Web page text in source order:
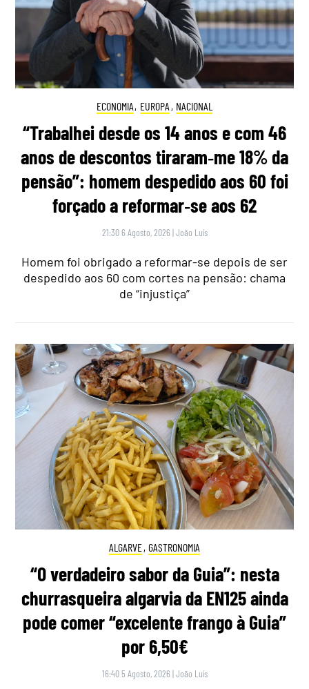
ECONOMIA, EUROPA , NACIONAL
“Trabalhei desde os 14 anos e com 46
anos de descontos tiraram‑me 18% da
pensão”: homem despedido aos 60 foi
forçado a reformar‑se aos 62
21:30 6 Agosto, 2026 |João Luís
Homem foi obrigado a reformar-se depois de ser
despedido aos 60 com cortes na pensão: chama
de “injustiça”
ALGARVE, GASTRONOMIA
“O verdadeiro sabor da Guia”: nesta
churrasqueira algarvia da EN125 ainda
pode comer “excelente frango à Guia”
por 6,50€
16:40 5 Agosto, 2026 |João Luís